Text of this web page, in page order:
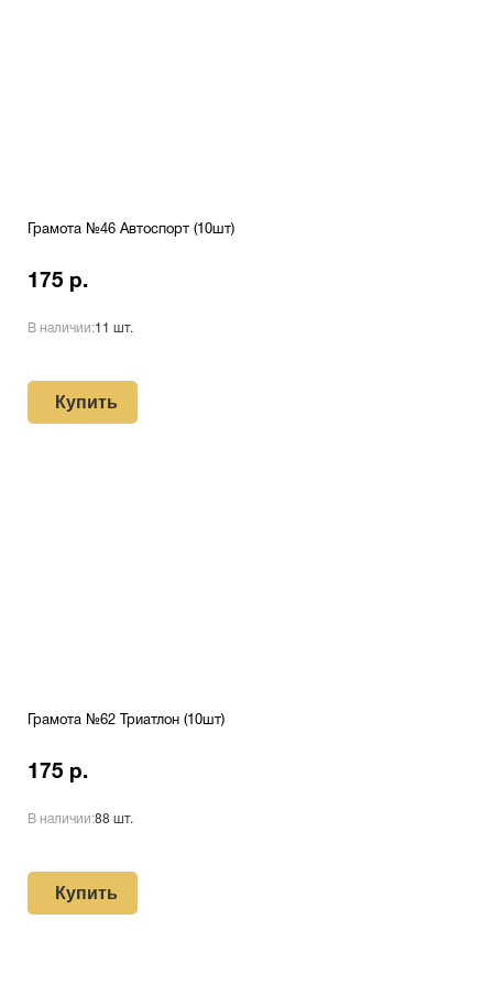
Грамота №46 Автоспорт (10шт)
175 р.
В наличии:11 шт.
Купить
Грамота №62 Триатлон (10шт)
175 р.
В наличии:88 шт.
Купить